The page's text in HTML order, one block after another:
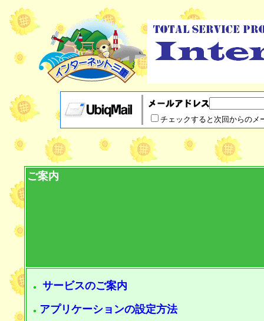
チェックすると次回からの
ご案内
● サービスのご案内
● アプリケーションの設定方法